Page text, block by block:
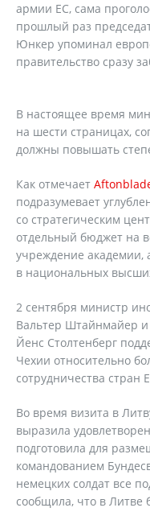
армии ЕС, сама
прошлый раз
Юнкер упоминал
правительство сразу
В настоящее время
на шести страницах,
должны повышать
Как отмечает
подразумевает
со стратегическим
отдельный бюджет на
учреждение академии,
в национальных
2 сентября министр
Вальтер Штайнмайер
Йенс Столтенберг
Чехии относительно
сотрудничества стран
Во время визита в
выразила
подготовила для
командованием
немецких солдат все
сообщила, что в Литве